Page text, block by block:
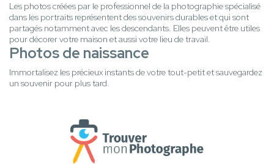
Les photos créées par le professionnel de la photographie spécialisé
dans les portraits représentent des souvenirs durables et qui sont
partagés notamment avec les descendants. Elles peuvent être utiles
pour décorer votre maison et aussi votre lieu de travail.
Photos de naissance
Immortalisez les précieux instants de votre tout-petit et sauvegardez
un souvenir pour plus tard.